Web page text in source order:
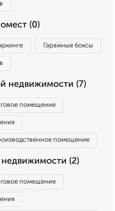
(0)
Гаражные боксы
недвижимости (7)
помещение
помещение
(2)
помещение